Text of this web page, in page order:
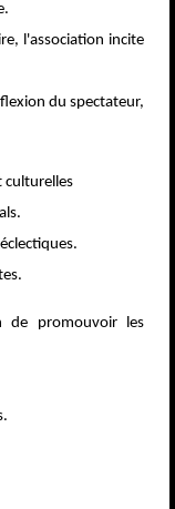
l'association incite
du spectateur,
culturelles
de promouvoir les